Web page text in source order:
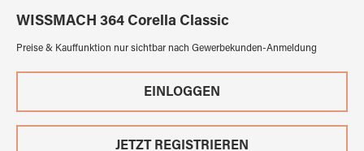
WISSMACH 364 Corella Classic
Preise & Kauffunktion nur sichtbar nach Gewerbekunden-Anmeldung
EINLOGGEN
JETZT REGISTRIEREN